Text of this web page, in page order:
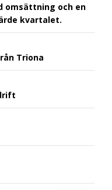
omsättning och en
kvartalet.
Triona